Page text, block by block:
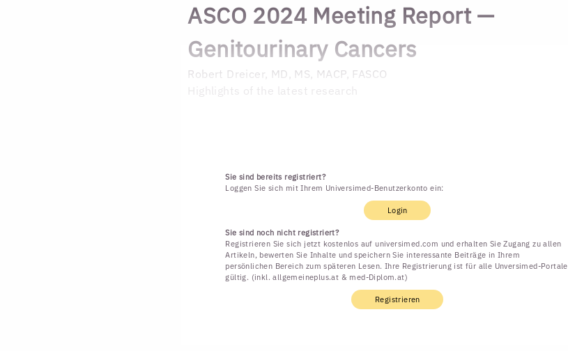
ASCO 2024 Meeting Report —
Genitourinary Cancers
Robert Dreicer, MD, MS, MACP, FASCO
Highlights of the latest research
Sie sind bereits registriert?
Loggen Sie sich mit Ihrem Universimed-Benutzerkonto ein:
Login
Sie sind noch nicht registriert?
Registrieren Sie sich jetzt kostenlos auf universimed.com und erhalten Sie Zugang zu allen
Artikeln, bewerten Sie Inhalte und speichern Sie interessante Beiträge in Ihrem
persönlichen Bereich zum späteren Lesen. Ihre Registrierung ist für alle Unversimed-Portale
gültig. (inkl. allgemeineplus.at & med-Diplom.at)
Registrieren